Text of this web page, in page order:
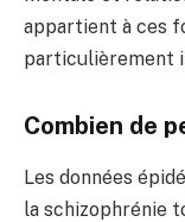
appartient à ces
particulièrement
Combien de
Les données
la schizophrénie